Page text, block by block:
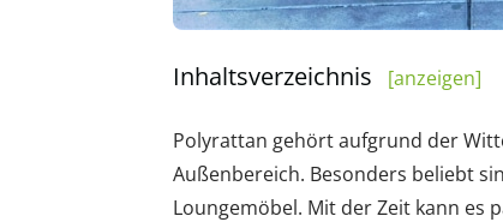
Inhaltsverzeichnis [anzeigen]
Polyrattan gehört aufgrund der
Außenbereich. Besonders beliebt
Loungemöbel. Mit der Zeit kann es